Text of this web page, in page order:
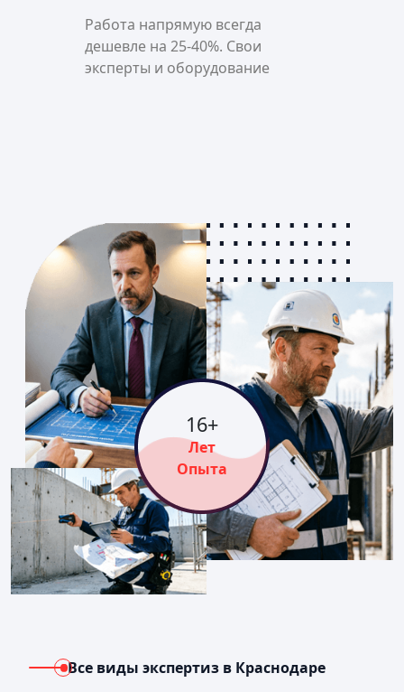
Работа напрямую всегда
дешевле на 25-40%. Свои
эксперты и оборудование
16+
Лет
Опыта
Все виды экспертиз в Краснодаре